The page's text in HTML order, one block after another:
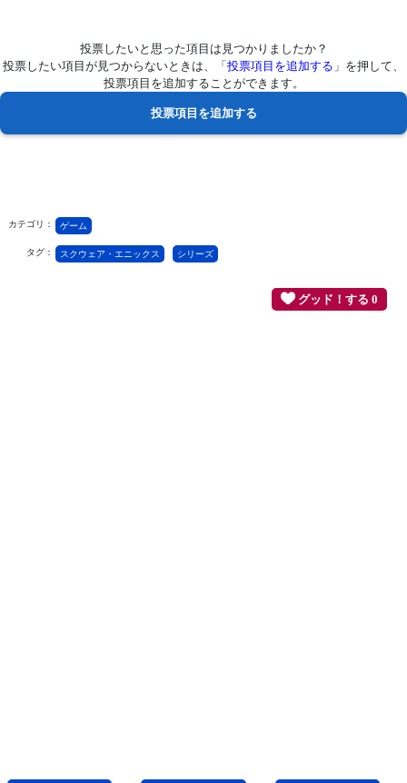
投票したいと思った項目は見つかりましたか？
投票したい項目が見つからないときは、「 投票項目を追加する 」を押して、
投票項目を追加することができます。
カテゴリ： ゲーム
タグ： スクウェア・エニックス シリーズ
グッド！する 0